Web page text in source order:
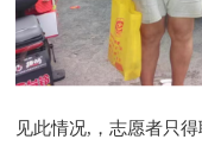
见此情况, ，志愿者只